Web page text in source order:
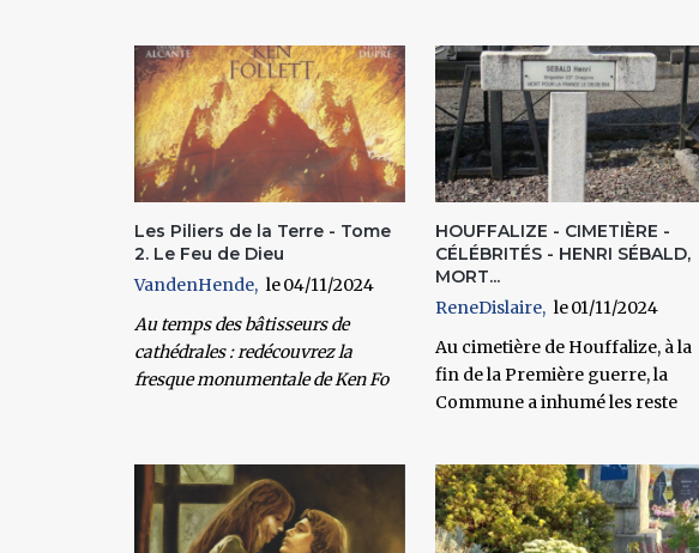
Les Piliers de la Terre - Tome
2. Le Feu de Dieu
VandenHende
04/11/2024
Au temps des bâtisseurs de
cathédrales : redécouvrez la
fresque monumentale de Ken Fo
HOUFFALIZE - CIMETIÈRE -
CÉLÉBRITÉS - HENRI SÉBALD,
MORT...
ReneDislaire
01/11/2024
Au cimetière de Houffalize, à la
fin de la Première guerre, la
Commune a inhumé les reste